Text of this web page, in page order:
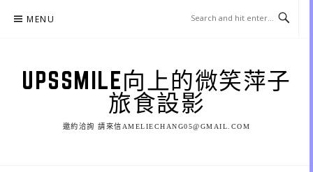
MENU
UPSSMILE向上的微笑萍子
旅食設影
邀約洽詢 請來信AMELIECHANG05@GMAIL.COM